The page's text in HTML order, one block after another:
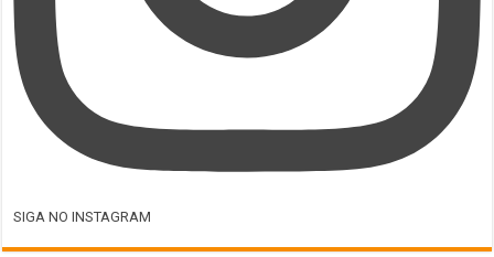
SIGA NO INSTAGRAM